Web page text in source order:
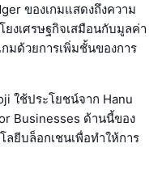
ของเกมแสดงถึงความ
งเศรษฐกิจเสมือนกับมูลค่า
มด้วยการเพิ่มชั้นของการ
ใช้ประโยชน์จาก Hanu
Businesses ด้านนี้ของ
ยีบล็อกเชนเพื่อทำให้การ